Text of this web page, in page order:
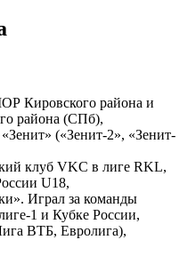
Кировского района и
района (СПб),
(«Зенит-2», «Зенит-
клуб VKC в лиге RKL,
U18,
Играл за команды
1 и Кубке России,
ВТБ, Евролига),